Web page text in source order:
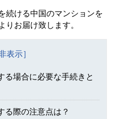
続ける中国のマンションを
お届け致します。
る場合に必要な手続きと
る際の注意点は？